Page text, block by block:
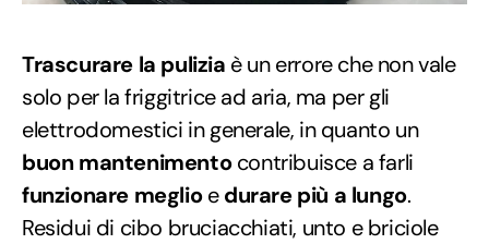
Trascurare la pulizia è un errore che non vale
solo per la friggitrice ad aria, ma per gli
elettrodomestici in generale, in quanto un
buon mantenimentocontribuisce a farli
funzionare meglioedurare più a lungo.
Residui di cibo bruciacchiati, unto e briciole